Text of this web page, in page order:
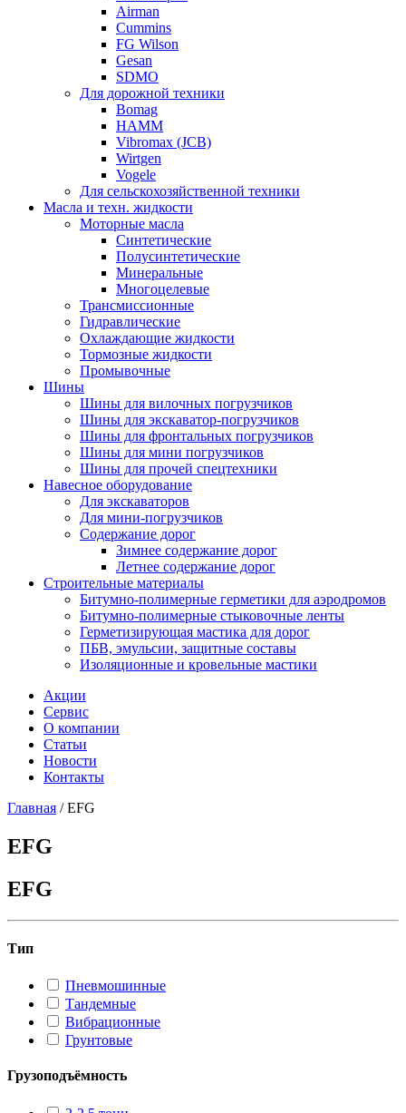
Airman
Cummins
FG Wilson
Gesan
SDMO
Для дорожной техники
Bomag
HAMM
Vibromax (JCB)
Wirtgen
Vogele
Для сельскохозяйственной техники
Масла и техн. жидкости
Моторные масла
Синтетические
Полусинтетические
Минеральные
Многоцелевые
Трансмиссионные
Гидравлические
Охлаждающие жидкости
Тормозные жидкости
Промывочные
Шины
Шины для вилочных погрузчиков
Шины для экскаватор-погрузчиков
Шины для фронтальных погрузчиков
Шины для мини погрузчиков
Шины для прочей спецтехники
Навесное оборудование
Для экскаваторов
Для мини-погрузчиков
Содержание дорог
Зимнее содержание дорог
Летнее содержание дорог
Строительные материалы
Битумно-полимерные герметики для аэродромов
Битумно-полимерные стыковочные ленты
Герметизирующая мастика для дорог
ПБВ, эмульсии, защитные составы
Изоляционные и кровельные мастики
Акции
Сервис
О компании
Статьи
Новости
Контакты
Главная /EFG
EFG
EFG
Тип
Пневмошинные
Тандемные
Вибрационные
Грунтовые
Грузоподъёмность